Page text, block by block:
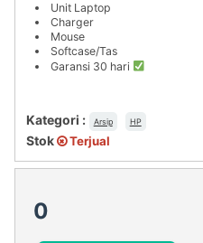
Unit Laptop
Charger
Mouse
Softcase/Tas
Garansi 30 hari
Kategori : Arsip HP
Stok Terjual
0